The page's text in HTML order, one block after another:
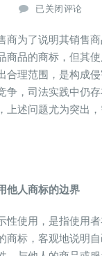
正
销
售
商
商
标
使
用
侵
定
已关闭评论
商为了说明其销售
商品的商标，但其
合理范围，是构成
争，司法实践中仍
上述问题尤为突出
他人商标的边界
性使用，是指使用
商标，客观地说明